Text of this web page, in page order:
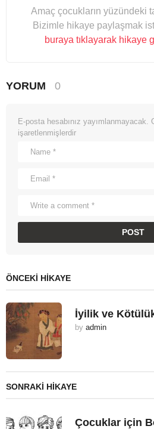
Amaç çocukların yüzündeki
Bizimle hikaye paylaşmak
buraya tıklayarak hikaye
YORUM 0
E-posta hesabınız yayımlanmayacak.
işaretlenmişlerdir
ÖNCEKI HIKAYE
İyilik ve
by admin
SONRAKI HIKAYE
Çocuklar için